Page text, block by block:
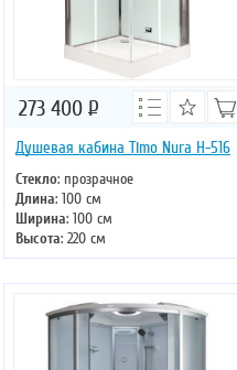
Душевая кабина Timo Nura H-516
Стекло: прозрачное
Длина: 100 см
Ширина: 100 см
Высота: 220 см
Форма: прямоугольная
273 400 Р